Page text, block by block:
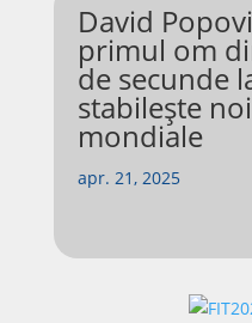
David
primul om
de secunde
stabilește
mondiale
apr. 21, 2025